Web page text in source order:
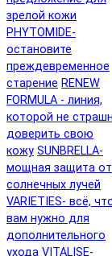
зрелой кожи
PHYTOMIDE-
остановите
преждевременное
старение RENEW
FORMULA - линия,
которой не
доверить свою
кожу SUNBRELLA-
мощная защита от
солнечных лучей
VARIETIES- всё,
вам нужно для
дополнительного
ухода VITALISE-